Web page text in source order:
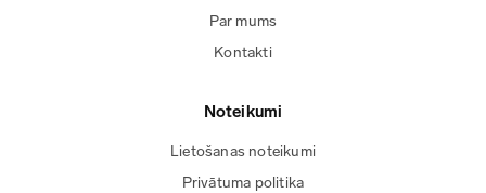
Par mums
Kontakti
Noteikumi
Lietošanas noteikumi
Privātuma politika